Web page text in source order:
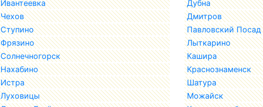
Ивантеевка
Дубна
Чехов
Дмитров
Ступино
Павловский Посад
Фрязино
Лыткарино
Солнечногорск
Кашира
Нахабино
Краснознаменск
Истра
Шатура
Луховицы
Можайск